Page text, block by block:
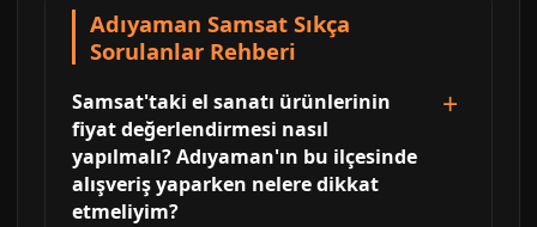
Adıyaman Samsat Sıkça
Sorulanlar Rehberi
Samsat'taki el sanatı ürünlerinin
fiyat değerlendirmesi nasıl
yapılmalı? Adıyaman'ın bu ilçesinde
alışveriş yaparken nelere dikkat
etmeliyim?